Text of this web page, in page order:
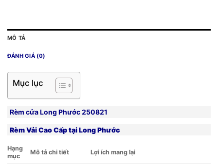
MÔ TẢ
ĐÁNH GIÁ (0)
Mục lục
Rèm cửa Long Phước 250821
Rèm Vải Cao Cấp tại Long Phước
Hạng
mục
Mô tả chi tiết Lợi ích mang lại